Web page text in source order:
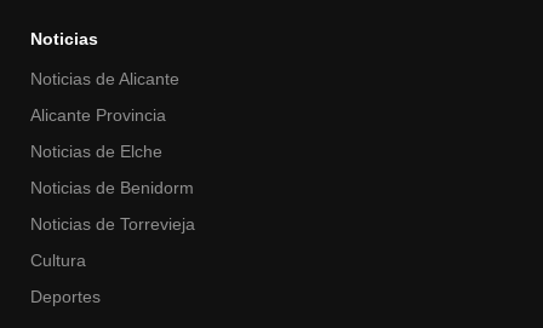
Noticias
Noticias de Alicante
Alicante Provincia
Noticias de Elche
Noticias de Benidorm
Noticias de Torrevieja
Cultura
Deportes